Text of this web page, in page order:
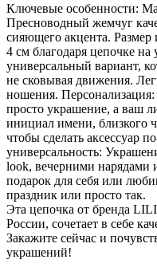
Ключевые особенности:
Пресноводный жемчуг
сияющего акцента.
4 см благодаря цепочке
универсальный вариант,
не сковывая движения.
ношения.
просто украшение, а ваш
инициал имени, близкого
чтобы сделать аксессуар
универсальность:
look, вечерними
подарок для себя или
праздник или просто так.
Эта цепочка от бренда
России, сочетает в себе
Закажите сейчас и
украшений!